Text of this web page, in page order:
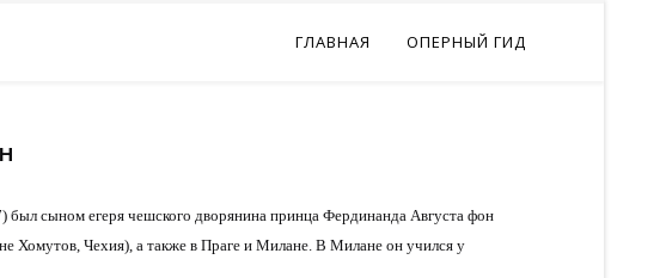
ГЛАВНАЯ ОПЕРНЫЙ ГИД
сыном егеря чешского дворянина принца Фердинанда Августа фон
Хомутов, Чехия), а также в Праге и Милане. В Милане он учился у